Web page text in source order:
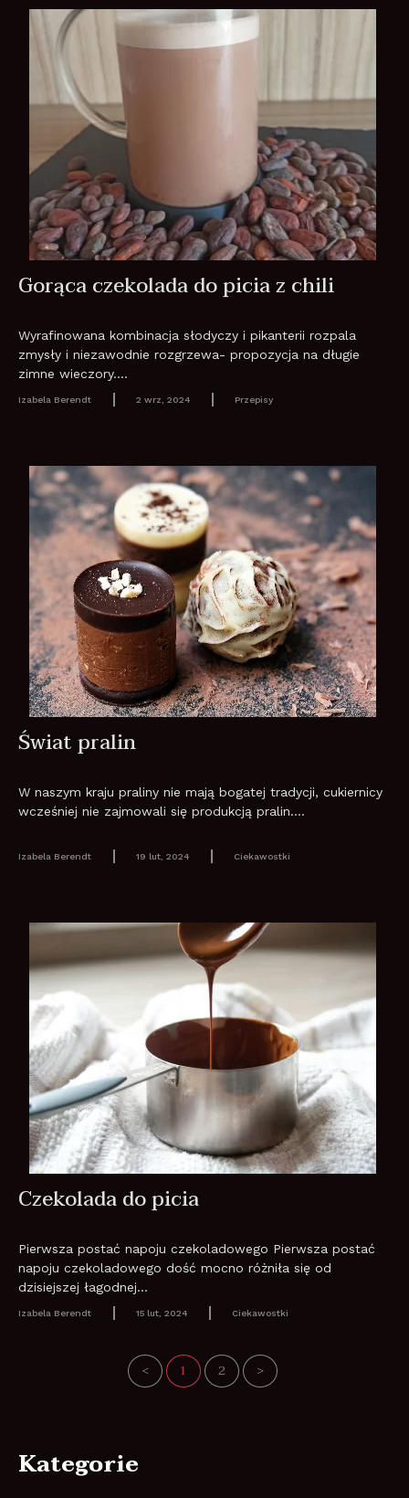
Gorąca czekolada do picia z chili
Wyrafinowana kombinacja słodyczy i pikanterii rozpala
zmysły i niezawodnie rozgrzewa- propozycja na długie
zimne wieczory....
Izabela Berendt 2 wrz, 2024 Przepisy
Świat pralin
W naszym kraju praliny nie mają bogatej tradycji, cukiernicy
wcześniej nie zajmowali się produkcją pralin....
Izabela Berendt 19 lut, 2024 Ciekawostki
Czekolada do picia
Pierwsza postać napoju czekoladowego Pierwsza postać
napoju czekoladowego dość mocno różniła się od
dzisiejszej łagodnej...
Izabela Berendt 15 lut, 2024 Ciekawostki
< 1 2 >
Kategorie